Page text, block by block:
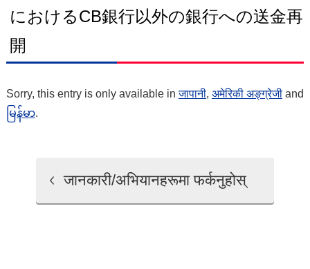
におけるCB銀行以外の銀行への送金再
開
Sorry, this entry is only available inजापानी, अमेरिकी अङ्ग्रेजीand
မြန်မာ.
जानकारी/अभियानहरूमा फर्कनुहोस्